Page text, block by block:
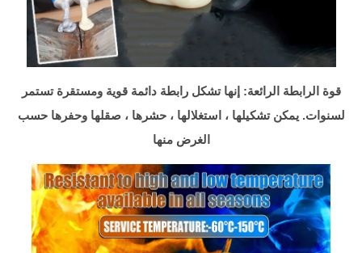
قوة الرابطة الرائعة: إنها تشكل رابطة دائمة قوية ومستقرة تستمر
لسنوات. يمكن تشكيلها ، استغلالها ، حشرها ، صقلها وحفرها حسب
الغرض منها